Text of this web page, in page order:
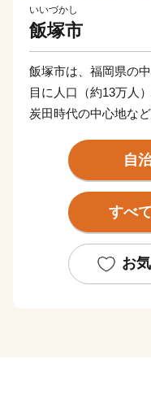
いいづかし
飯塚市
飯塚市は、福岡県の
目に人口（約13万人
炭田時代の中心地な
市民が安心して暮ら
し「まちづくり」を
飯塚市の応援よろし
自
すべ
お